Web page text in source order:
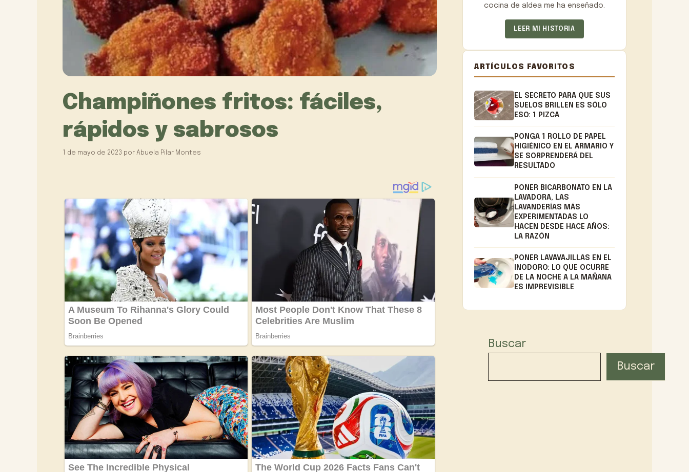
Champiñones fritos: fáciles,
rápidos y sabrosos
1 de mayo de 2023 por Abuela Pilar Montes
cocina de aldea me ha enseñado.
LEER MI HISTORIA
ARTÍCULOS FAVORITOS
EL SECRETO PARA QUE SUS
SUELOS BRILLEN ES SÓLO
ESO: 1 PIZCA
PONGA 1 ROLLO DE PAPEL
HIGIÉNICO EN EL ARMARIO Y
SE SORPRENDERÁ DEL
RESULTADO
PONER BICARBONATO EN LA
LAVADORA, LAS
LAVANDERÍAS MÁS
EXPERIMENTADAS LO
HACEN DESDE HACE AÑOS:
LA RAZÓN
PONER LAVAVAJILLAS EN EL
INODORO: LO QUE OCURRE
DE LA NOCHE A LA MAÑANA
ES IMPREVISIBLE
Buscar
Buscar